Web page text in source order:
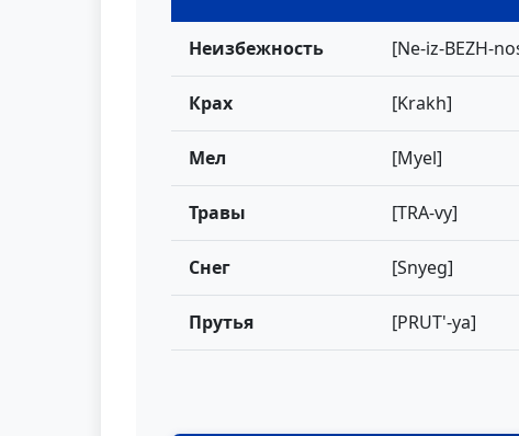
Неизбежность [Ne-iz-BEZH-
Крах [Krakh]
Мел [Myel]
Травы [TRA-vy]
Снег [Snyeg]
Прутья [PRUT'-ya]